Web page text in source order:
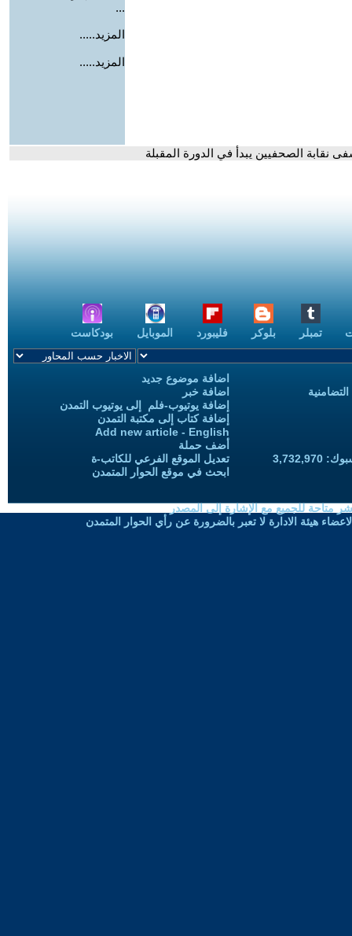
...
المزيد.....
المزيد.....
الصحفيين يبدأ في الدورة المقبلة
تمبلر بلوكر فليبورد الموبايل بودكاست
اضافة موضوع جديد
اضافة خبر
إضافة يوتيوب-فلم إلى يوتيوب التمدن
إضافة كتاب إلى مكتبة التمدن
Add new article - English
أضف حملة
تعديل الموقع الفرعي للكاتب-ة
ابحث في موقع الحوار المتمدن
متاحة للجميع مع الإشارة إلى المصدر
هيئة الادارة لا تعبر بالضرورة عن رأي الحوار المتمدن